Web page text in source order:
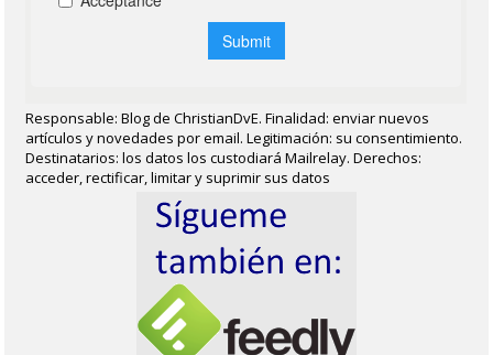
Responsable: Blog de ChristianDvE. Finalidad: enviar nuevos
artículos y novedades por email. Legitimación: su consentimiento.
Destinatarios: los datos los custodiará Mailrelay. Derechos:
acceder, rectificar, limitar y suprimir sus datos